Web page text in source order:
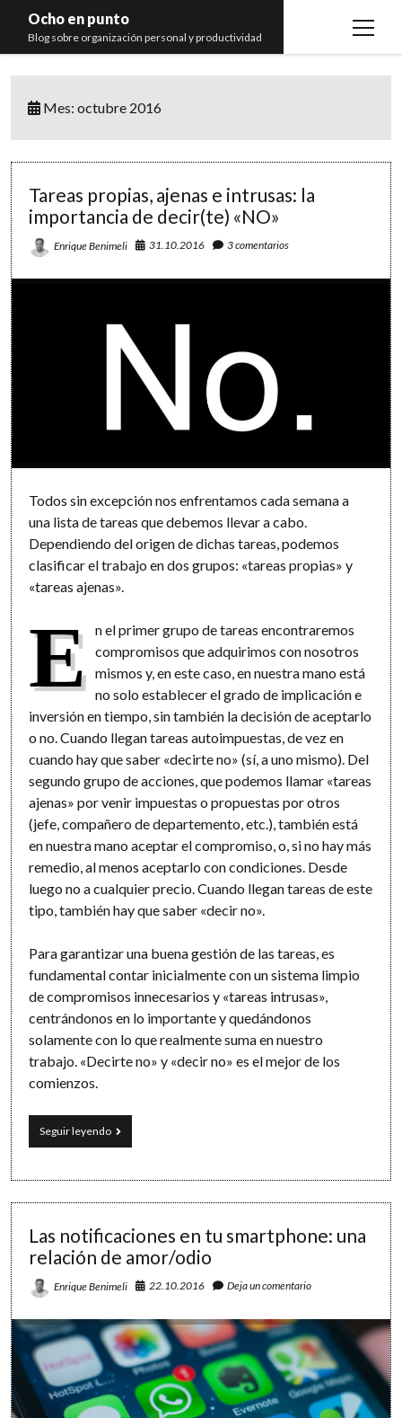
Ocho en punto
Blog sobre organización personal y productividad
open
Libros
Mes:octubre 2016
Tareas propias, ajenas e intrusas: la
importancia de decir(te) «NO»
Enrique Benimeli 31.10.2016 3 comentarios
Todos sin excepción nos enfrentamos cada semana a
una lista de tareas que debemos llevar a cabo.
Dependiendo del origen de dichas tareas, podemos
clasificar el trabajo en dos grupos: «tareas propias» y
«tareas ajenas».
E n el primer grupo de tareas encontraremos
compromisos que adquirimos con nosotros
mismos y, en este caso, en nuestra mano está
no solo establecer el grado de implicación e
inversión en tiempo, sin también la decisión de aceptarlo
o no. Cuando llegan tareas autoimpuestas, de vez en
cuando hay que saber «decirte no» (sí, a uno mismo). Del
segundo grupo de acciones, que podemos llamar «tareas
ajenas» por venir impuestas o propuestas por otros
(jefe, compañero de departemento, etc.), también está
en nuestra mano aceptar el compromiso, o, si no hay más
remedio, al menos aceptarlo con condiciones. Desde
luego no a cualquier precio. Cuando llegan tareas de este
tipo, también hay que saber «decir no».
Para garantizar una buena gestión de las tareas, es
fundamental contar inicialmente con un sistema limpio
de compromisos innecesarios y «tareas intrusas»,
centrándonos en lo importante y quedándonos
solamente con lo que realmente suma en nuestro
trabajo. «Decirte no» y «decir no» es el mejor de los
comienzos.
Seguir leyendoTareas
propias,
e
importancia
de
decir(te)
Las notificaciones en tu smartphone: una
relación de amor/odio
Enrique Benimeli 22.10.2016 Deja un comentario